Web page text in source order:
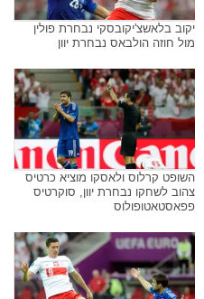
יקוב בלאשצ'יקובסקי נבחרת פולין
מול חוזה הולבאס נבחרת יוון
השופט קרלוס ולאסקו מוציא כרטיס
צהוב לשחקו נבחרת יוון, סוקרטיס
פפאסטאטופולוס